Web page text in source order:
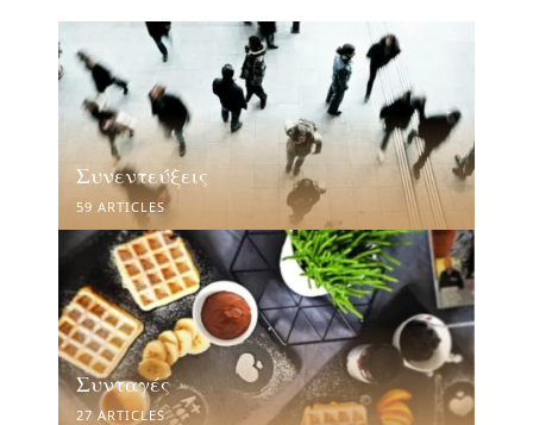
Συνεντεύξεις
59 ARTICLES
Συνταγές
27 ARTICLES